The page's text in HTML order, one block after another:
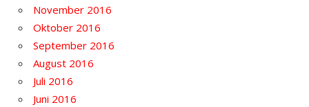
November 2016
Oktober 2016
September 2016
August 2016
Juli 2016
Juni 2016